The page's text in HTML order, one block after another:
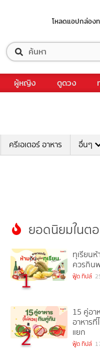
โหลดแอปกล่อง
ผู้หญิง ดูดวง
ครีเอเตอร์ อาหาร อื่นๆ
ยอดนิยมในต
1
ทุเรียนห้
ควรกิน
ฟู้ด ทิปส์
2
15 คู่อ
อาหาร
แยก
ฟู้ด ทิปส์